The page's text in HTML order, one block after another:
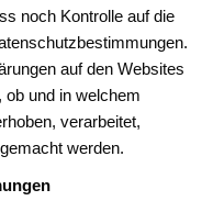
noch Kontrolle auf die
auf den Websites
und in welchem
verarbeitet,
werden.